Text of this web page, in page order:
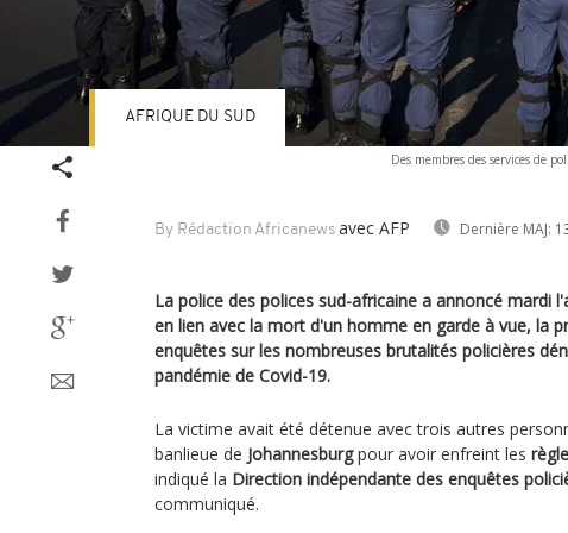
Des membres des services de
By Rédaction Africanews avec AFP Dernière MAJ:
AFRIQUE DU SUD
La police des polices sud-africaine a annoncé mardi
en lien avec la mort d'un homme en garde à vue, la
enquêtes sur les nombreuses brutalités policières
pandémie de Covid-19.
La victime avait été détenue avec trois autres
banlieue de Johannesburgpour avoir enfreint les
indiqué la Direction indépendante des enquêtes
communiqué.